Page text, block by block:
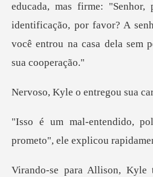
"Senhor,
identificação, por favor? A
ntregou sua
promet